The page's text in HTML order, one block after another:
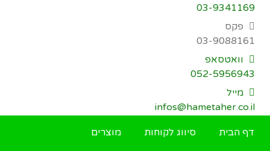
03-9341169
פקס
03-9088161
וואטסאפ
052-5956943
מייל
infos@hametaher.co.il
דף הבית סיווג לקוחות מוצרים